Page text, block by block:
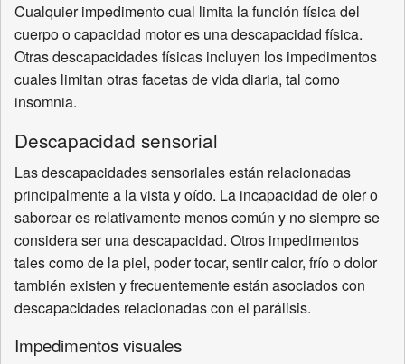
Cualquier impedimento cual limita la función física del
cuerpo o capacidad motor es una descapacidad física.
Otras descapacidades físicas incluyen los impedimentos
cuales limitan otras facetas de vida diaria, tal como
insomnia.
Descapacidad sensorial
Las descapacidades sensoriales están relacionadas
principalmente a la vista y oído. La incapacidad de oler o
saborear es relativamente menos común y no siempre se
considera ser una descapacidad. Otros impedimentos
tales como de la piel, poder tocar, sentir calor, frío o dolor
también existen y frecuentemente están asociados con
descapacidades relacionadas con el parálisis.
Impedimentos visuales